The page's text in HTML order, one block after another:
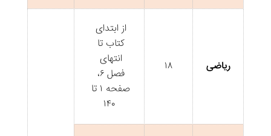
ریاضی ۱۸
از ابتدای
کتاب تا
انتهای
فصل ۶،
صفحه ۱ تا
۱۴۰